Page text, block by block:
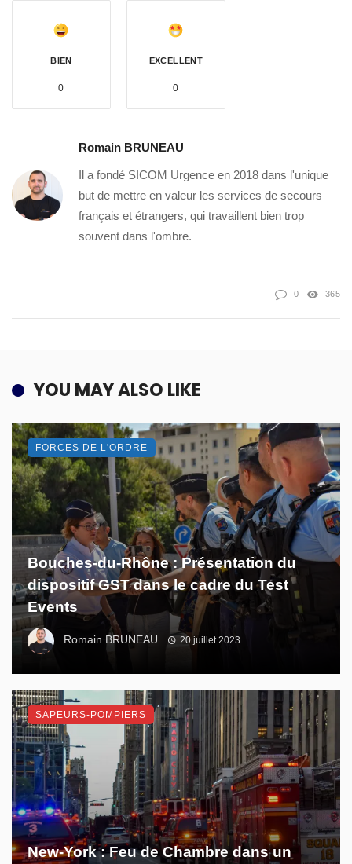
BIEN
0
EXCELLENT
0
Romain BRUNEAU
Il a fondé SICOM Urgence en 2018 dans l'unique
but de mettre en valeur les services de secours
français et étrangers, qui travaillent bien trop
souvent dans l'ombre.
0 365
YOU MAY ALSO LIKE
Bouches-du-Rhône : Présentation du
dispositif GST dans le cadre du Test
Events
Romain BRUNEAU 20 juillet 2023
FORCES DE L'ORDRE
New-York : Feu de Chambre dans un
SAPEURS-POMPIERS